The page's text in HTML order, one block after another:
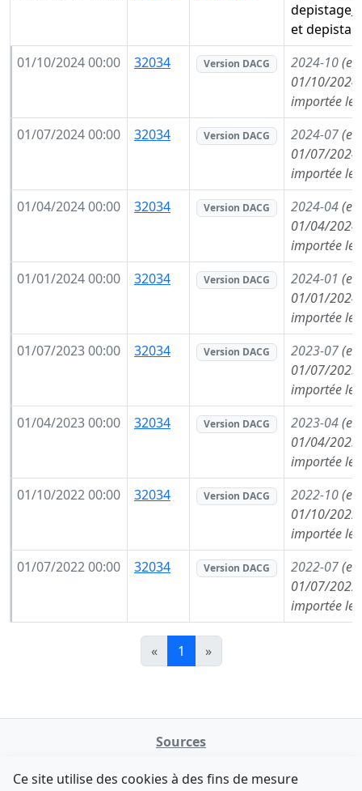
et
01/10/2024 00:00
32034 Version DACG 2024-10
01/10/
importée le
01/07/2024 00:00
32034 Version DACG 2024-07
01/07/
importée le
01/04/2024 00:00
32034 Version DACG 2024-04
01/04/
importée le
01/01/2024 00:00
32034 Version DACG 2024-01
01/01/
importée le
01/07/2023 00:00
32034 Version DACG 2023-07
01/07/
importée le
01/04/2023 00:00
32034 Version DACG 2023-04
01/04/
importée le
01/10/2022 00:00
32034 Version DACG 2022-10
01/10/
importée le
01/07/2022 00:00
32034 Version DACG 2022-07
01/07/
importée le
« 1 »
Sources
data.gouv.fr
Ce site utilise des cookies à des fins de mesure